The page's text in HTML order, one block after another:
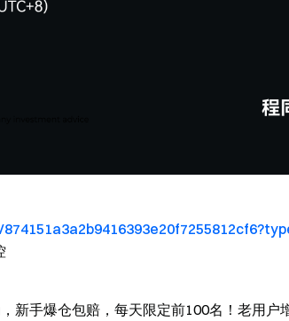
新手爆仓包赔，每天限定前100名！老用户